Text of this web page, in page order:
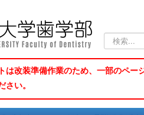
索...
は改装準備作業のため、一部のペ
さい。